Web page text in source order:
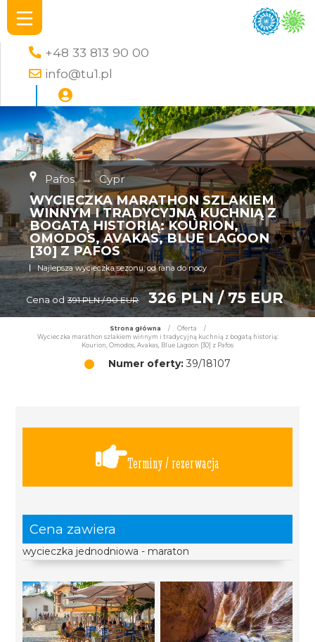
+48 33 813 90 00
info@tu1.pl
Pafos → Cypr
WYCIECZKA MARATHON SZLAKIEM
WINNYM I TRADYCYJNĄ KUCHNIĄ Z
BOGATĄ HISTORIĄ: KOURION,
OMODOS, AVAKAS, BLUE LAGOON
[30] Z PAFOS
Najlepsza wycieczka sezonu, od rana do nocy
Cena od 391 PLN / 90 EUR 326 PLN / 75 EUR
Strona główna / Oferta
/
Wycieczka marathon szlakiem winnym i tradycyjną kuchnią z bogatą historią:
Kourion, Omodos, Avakas, Blue Lagoon [30] z Pafos
Numer oferty: 39/18107
Terminy / rezerwacja
Cena zawiera
wycieczka jednodniowa - maraton